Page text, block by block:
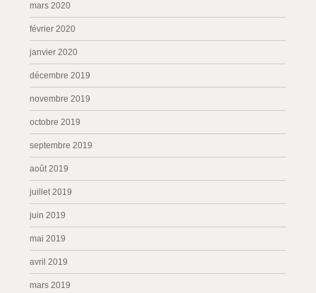
mars 2020
février 2020
janvier 2020
décembre 2019
novembre 2019
octobre 2019
septembre 2019
août 2019
juillet 2019
juin 2019
mai 2019
avril 2019
mars 2019